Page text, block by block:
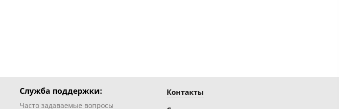
Служба поддержки:
Часто задаваемые вопросы
Контакты